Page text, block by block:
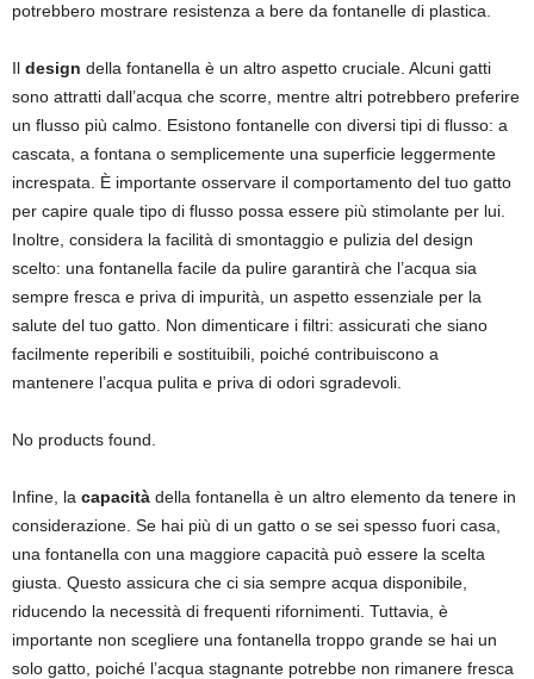
potrebbero mostrare resistenza a bere da fontanelle di plastica.
Il design della fontanella è un altro aspetto cruciale. Alcuni gatti
sono attratti dall’acqua che scorre, mentre altri potrebbero preferire
un flusso più calmo. Esistono fontanelle con diversi tipi di flusso: a
cascata, a fontana o semplicemente una superficie leggermente
increspata. È importante osservare il comportamento del tuo gatto
per capire quale tipo di flusso possa essere più stimolante per lui.
Inoltre, considera la facilità di smontaggio e pulizia del design
scelto: una fontanella facile da pulire garantirà che l’acqua sia
sempre fresca e priva di impurità, un aspetto essenziale per la
salute del tuo gatto. Non dimenticare i filtri: assicurati che siano
facilmente reperibili e sostituibili, poiché contribuiscono a
mantenere l’acqua pulita e priva di odori sgradevoli.
No products found.
Infine, la capacità della fontanella è un altro elemento da tenere in
considerazione. Se hai più di un gatto o se sei spesso fuori casa,
una fontanella con una maggiore capacità può essere la scelta
giusta. Questo assicura che ci sia sempre acqua disponibile,
riducendo la necessità di frequenti rifornimenti. Tuttavia, è
importante non scegliere una fontanella troppo grande se hai un
solo gatto, poiché l’acqua stagnante potrebbe non rimanere fresca